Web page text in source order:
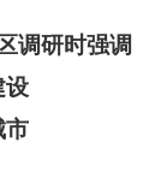
调研时强调
设
市